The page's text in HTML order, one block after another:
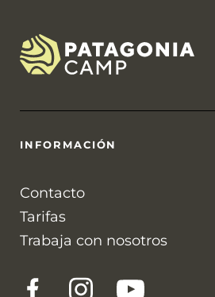
INFORMACIÓN
Contacto
Tarifas
Trabaja con nosotros